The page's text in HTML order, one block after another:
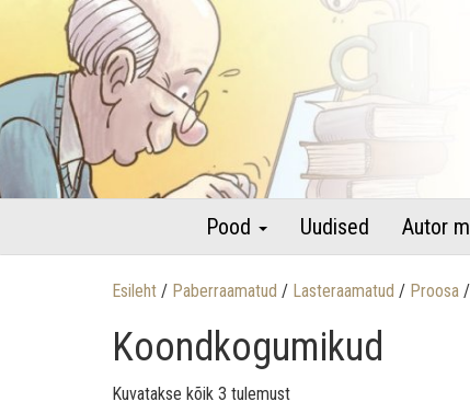
Lastekirjandus – Heiki Vilepi
raamatud autori pühenduse ja autogrammiga
Pood
Uudised Autor
Esileht / Paberraamatud / Lasteraamatud / Proosa
Koondkogumikud
Kuvatakse kõik 3 tulemustSorditud uusimate järgi